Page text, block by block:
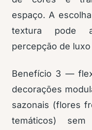
espaço. A
textura pode
percepção de
Benefício 3 —
decorações
sazonais (flores
temáticos)